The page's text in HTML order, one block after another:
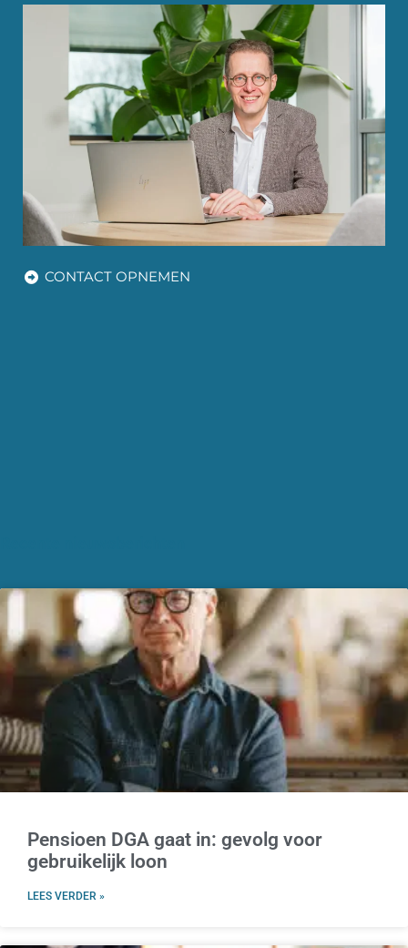
CONTACT OPNEMEN
Pensioen DGA gaat in: gevolg voor
gebruikelijk loon
LEES VERDER »